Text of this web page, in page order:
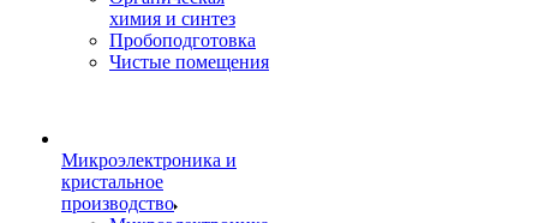
химия и синтез
Пробоподготовка
Чистые помещения
Микроэлектроника и
кристальное
производство